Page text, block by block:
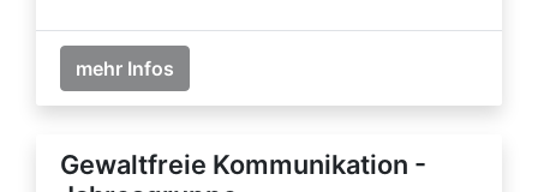
mehr Infos
Gewaltfreie Kommunikation -